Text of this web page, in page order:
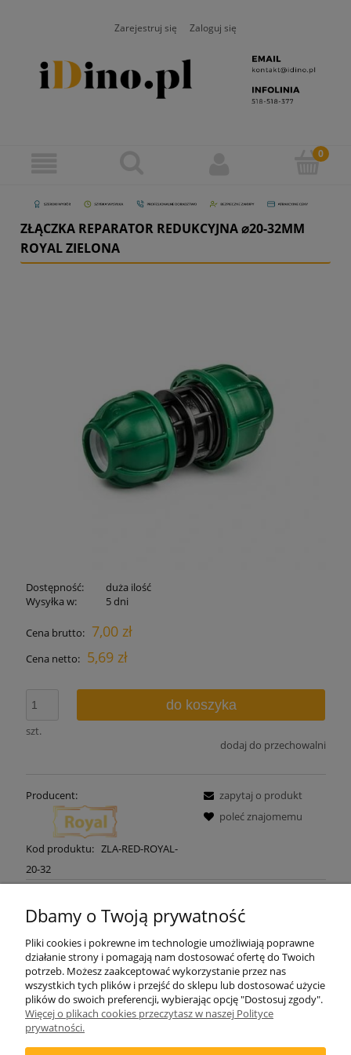
Zarejestruj się Zaloguj się
ZŁĄCZKA REPARATOR REDUKCYJNA ⌀20-32MM
ROYAL ZIELONA
Dostępność:
duża ilość
Wysyłka w:
5 dni
Cena brutto: 7,00 zł
Cena netto: 5,69 zł
szt.
do koszyka
dodaj do przechowalni
Producent:
Kod produktu: ZLA-RED-ROYAL-
20-32
zapytaj o produkt
poleć znajomemu
ZAMAWIANIE
Dbamy o Twoją prywatność
Pliki cookies i pokrewne im technologie umożliwiają poprawne
działanie strony i pomagają nam dostosować ofertę do Twoich
potrzeb. Możesz zaakceptować wykorzystanie przez nas
wszystkich tych plików i przejść do sklepu lub dostosować użycie
plików do swoich preferencji, wybierając opcję "Dostosuj zgody".
Więcej o plikach cookies przeczytasz w naszej Polityce
prywatności.